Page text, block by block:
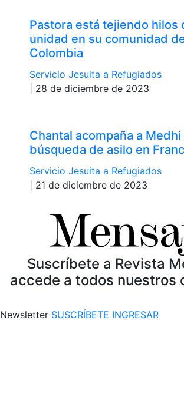
Pastora está tejiendo hilos
unidad en su comunidad
Colombia
Servicio Jesuita a Refugiados
| 28 de diciembre de 2023
Chantal acompaña a Medhi
búsqueda de asilo en
Servicio Jesuita a Refugiados
| 21 de diciembre de 2023
Suscríbete a Revista
accede a todos nuestros
Newsletter SUSCRÍBETE INGRESAR